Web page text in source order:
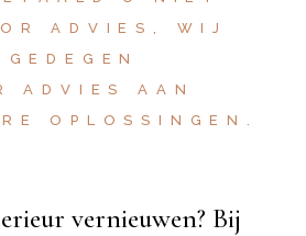
ADVIES, WIJ
ADVIES AAN
OPLOSSINGEN.
vernieuwen? Bij